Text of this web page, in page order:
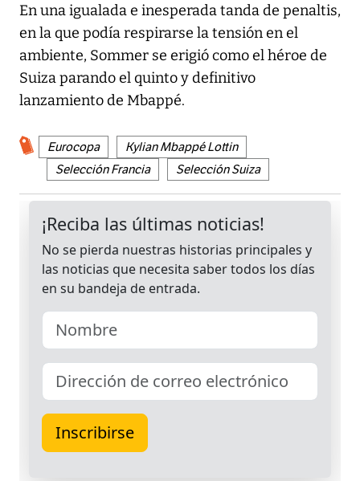
En una igualada e inesperada tanda de penaltis,
en la que podía respirarse la tensión en el
ambiente, Sommer se erigió como el héroe de
Suiza parando el quinto y definitivo
lanzamiento de Mbappé.
Eurocopa
Kylian Mbappé Lottin
Selección Francia
Selección Suiza